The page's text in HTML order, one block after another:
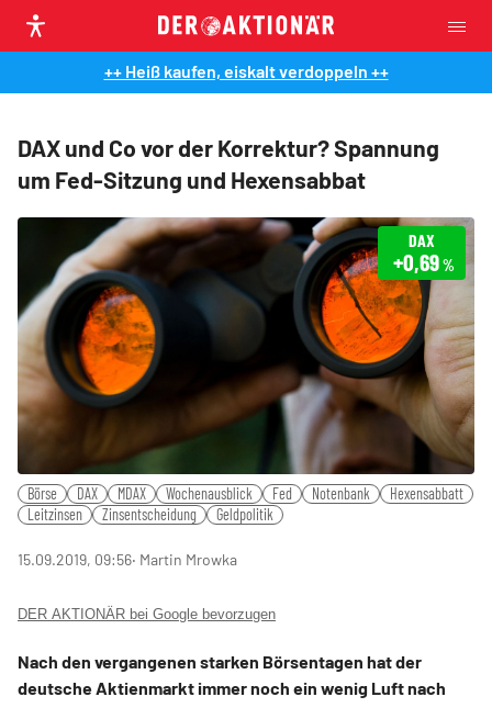
++ Heiß kaufen, eiskalt verdoppeln ++
DAX und Co vor der Korrektur? Spannung
um Fed-Sitzung und Hexensabbat
DAX
+0,69%
Börse DAX MDAX Wochenausblick Fed Notenbank
Hexensabbatt
Leitzinsen
Zinsentscheidung Geldpolitik
15.09.2019, 09:56‧ Martin Mrowka
DER AKTIONÄR bei Google bevorzugen
Nach den vergangenen starken Börsentagen hat der
deutsche Aktienmarkt immer noch ein wenig Luft nach